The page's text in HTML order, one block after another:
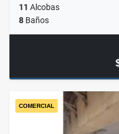
11 Alcobas
8 Baños
COMERCIAL